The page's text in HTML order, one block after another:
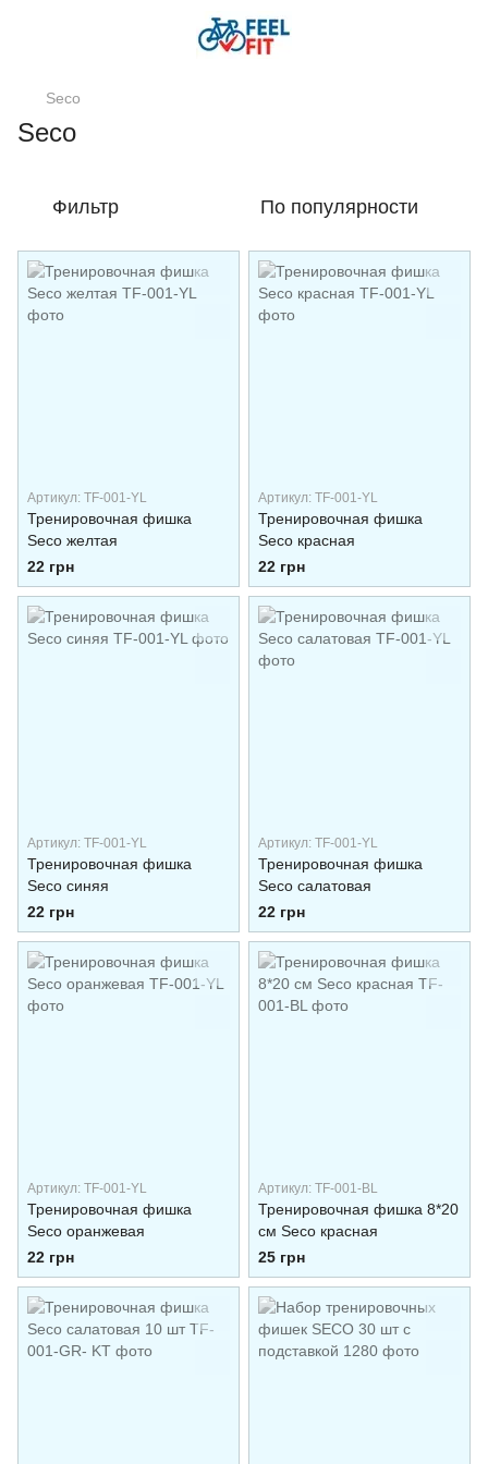
Seco
Seco
Фильтр По популярности
Артикул: TF-001-YL
Тренировочная фишка
Seco желтая
22 грн
Артикул: TF-001-YL
Тренировочная фишка
Seco красная
22 грн
Артикул: TF-001-YL
Тренировочная фишка
Seco синяя
22 грн
Артикул: TF-001-YL
Тренировочная фишка
Seco салатовая
22 грн
Артикул: TF-001-YL
Тренировочная фишка
Seco оранжевая
22 грн
Артикул: TF-001-BL
Тренировочная фишка 8*20
см Seco красная
25 грн